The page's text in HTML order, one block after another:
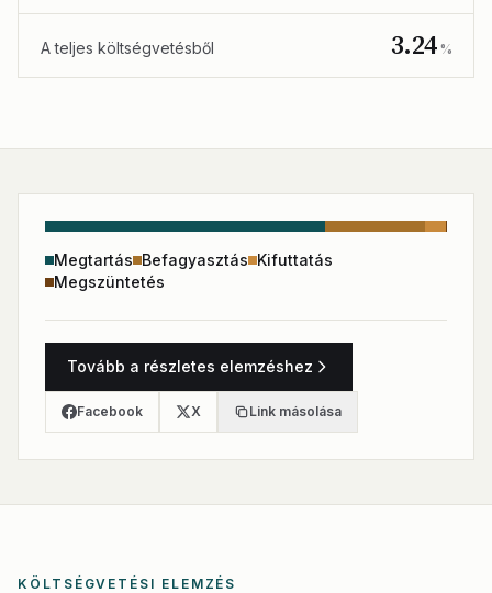
A teljes költségvetésből 3.24 %
Megtartás Befagyasztás Kifuttatás
Megszüntetés
Tovább a részletes elemzéshez
Facebook X Link másolása
KÖLTSÉGVETÉSI ELEMZÉS